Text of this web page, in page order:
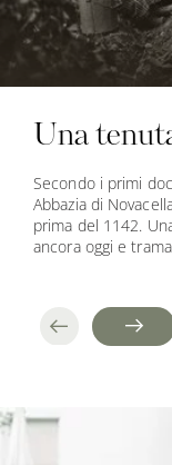
Una
Secondo i primi
Abbazia di
prima del 1142.
ancora oggi e